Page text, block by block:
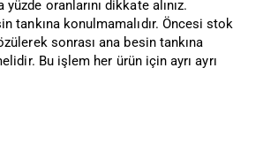
oranlarını dikkate alınız.
tankına konulmamalıdır. Öncesi stok
sonrası ana besin tankına
Bu işlem her ürün için ayrı ayrı